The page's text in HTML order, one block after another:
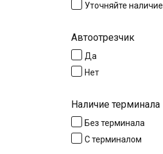
Уточняйте наличие
Автоотрезчик
Да
Нет
Наличие терминала
Без терминала
С терминалом